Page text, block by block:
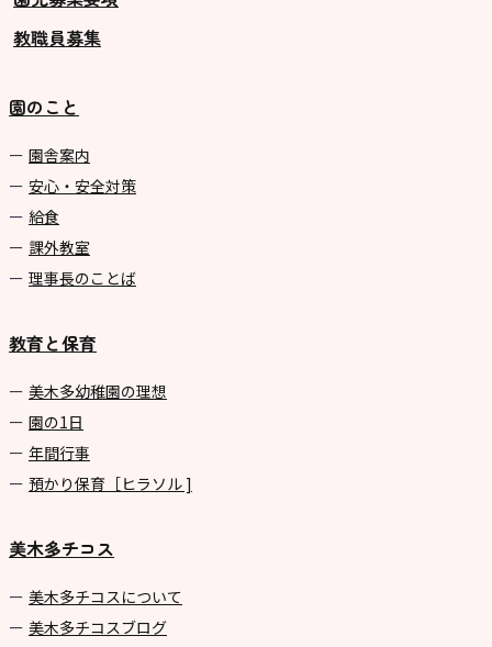
教職員募集
園のこと
園舎案内
安心・安全対策
給食
課外教室
理事長のことば
教育と保育
美⽊多幼稚園の理想
園の1⽇
年間⾏事
預かり保育［ヒラソル ]
美木多チコス
美⽊多チコスについて
美⽊多チコスブログ